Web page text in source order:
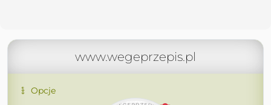
www.wegeprzepis.pl
Opcje